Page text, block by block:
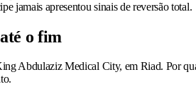
jamais apresentou sinais de reversão total.
o fim
Abdulaziz Medical City, em Riad. Por